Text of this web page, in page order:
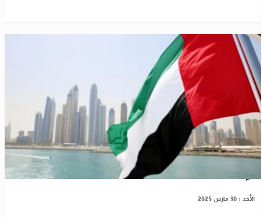
الإمارات ترحب بحكومة سوريا الجديدة
الأحد : 30 مارس 2025